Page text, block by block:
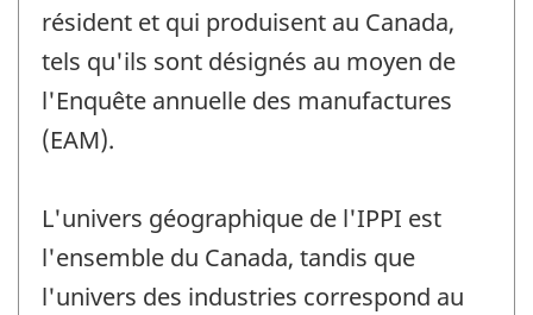
résident et qui produisent au Canada,
tels qu'ils sont désignés au moyen de
l'Enquête annuelle des manufactures
(EAM).
L'univers géographique de l'IPPI est
l'ensemble du Canada, tandis que
l'univers des industries correspond au